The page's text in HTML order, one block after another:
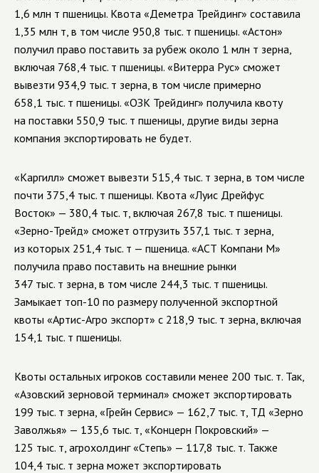
1,6 млн т пшеницы. Квота «Деметра Трейдинг» составила
1,35 млн т, в том числе 950,8 тыс. т пшеницы. «Астон»
получил право поставить за рубеж около 1 млн т зерна,
включая 768,4 тыс. т пшеницы. «Витерра Рус» сможет
вывезти 934,9 тыс. т зерна, в том числе примерно
658,1 тыс. т пшеницы. «ОЗК Трейдинг» получила квоту
на поставки 550,9 тыс. т пшеницы, другие виды зерна
компания экспортировать не будет.
«Каргилл» сможет вывезти 515,4 тыс. т зерна, в том числе
почти 375,4 тыс. т пшеницы. Квота «Луис Дрейфус
Восток» — 380,4 тыс. т, включая 267,8 тыс. т пшеницы.
«Зерно-Трейд» сможет отгрузить 357,1 тыс. т зерна,
из которых 251,4 тыс. т — пшеница. «АСТ Компани М»
получила право поставить на внешние рынки
347 тыс. т зерна, в том числе 244,3 тыс. т пшеницы.
Замыкает топ-10 по размеру полученной экспортной
квоты «Артис-Агро экспорт» с 218,9 тыс. т зерна, включая
154,1 тыс. т пшеницы.
Квоты остальных игроков составили менее 200 тыс. т. Так,
«Азовский зерновой терминал» сможет экспортировать
199 тыс. т зерна, «Грейн Сервис» — 162,7 тыс. т, ТД «Зерно
Заволжья» — 135,6 тыс. т, «Концерн Покровский» —
125 тыс. т, агрохолдинг «Степь» — 117,8 тыс. т. Также
104,4 тыс. т зерна может экспортировать